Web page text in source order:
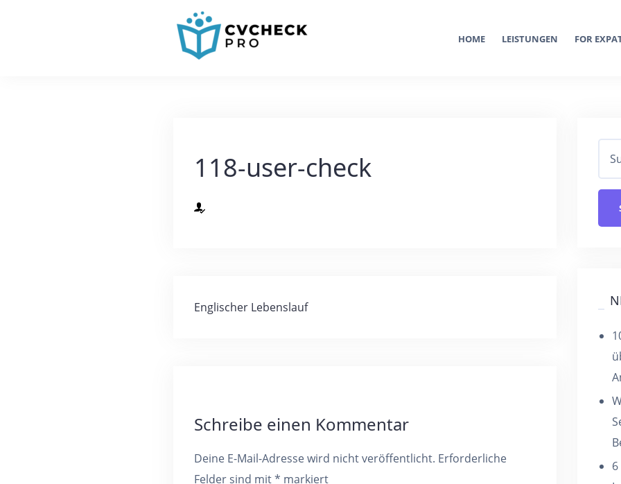
HOME LEISTUNGEN FOR
118-user-check
Englischer Lebenslauf
Schreibe einen Kommentar
Deine E-Mail-Adresse wird nicht veröffentlicht. Erforderliche
Felder sind mit* markiert